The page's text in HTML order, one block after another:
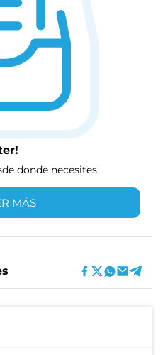
donde necesites
MÁS